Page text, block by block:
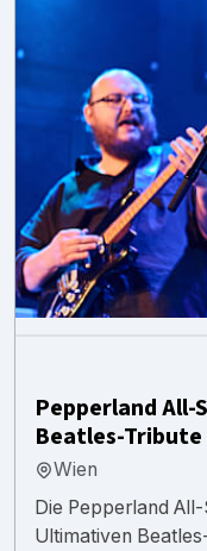
Pepperland
Beatles-Tribute
Wien
Die Pepperland
Ultimativen